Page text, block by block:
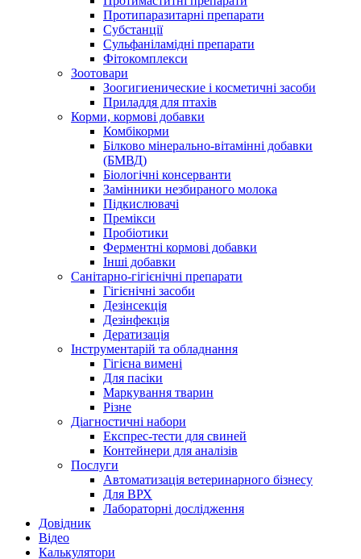
Протипаразитарні препарати
Субстанції
Сульфаніламідні препарати
Фітокомплекси
Зоотовари
Зоогигиенические і косметичні засоби
Приладдя для птахів
Корми, кормові добавки
Комбікорми
Білково мінерально-вітамінні добавки
(БМВД)
Біологічні консерванти
Замінники незбираного молока
Підкислювачі
Премікси
Пробіотики
Ферментні кормові добавки
Інші добавки
Санітарно-гігієнічні препарати
Гігієнічні засоби
Дезінсекція
Дезінфекція
Дератизація
Інструментарій та обладнання
Гігієна вимені
Для пасіки
Маркування тварин
Різне
Діагностичні набори
Експрес-тести для свиней
Контейнери для аналізів
Послуги
Автоматизація ветеринарного бізнесу
Для ВРХ
Лабораторні дослідження
Довідник
Відео
Калькулятори